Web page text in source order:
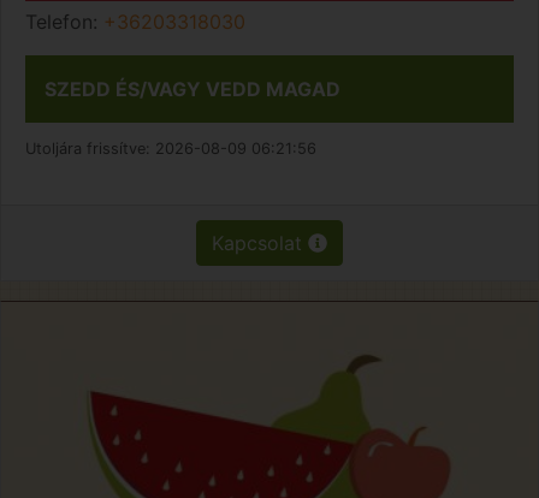
Telefon: +36203318030
SZEDD ÉS/VAGY VEDD MAGAD
Utoljára frissítve: 2026-08-09 06:21:56
Kapcsolat